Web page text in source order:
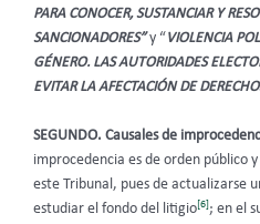
PARA CONOCER, SUSTANCIAR Y
SANCIONADORES”y “ VIOLENCIA
GÉNERO. LAS AUTORIDADES
EVITAR LA AFECTACIÓN DE
SEGUNDO. Causales de
improcedencia es de orden público
este Tribunal, pues de actualizarse
estudiar el fondo del litigio[6]; en el